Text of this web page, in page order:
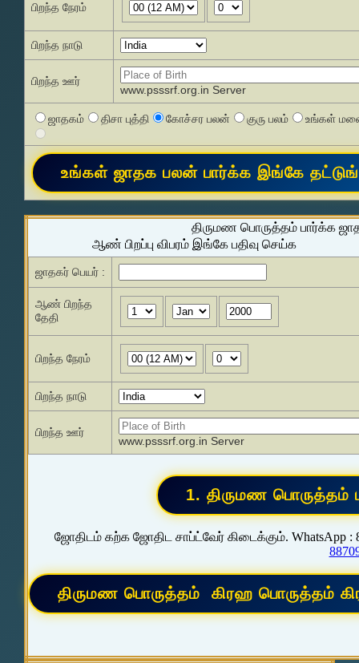
பிறந்த நேரம்
பிறந்த நாடு
பிறந்த ஊர்
www.psssrf.org.in Server
ஜாதகம் திசா புத்தி கோச்சர பலன் குரு பலம் உங்கள்
திருமண பொருத்தம் பார்க்க
ஆண் பிறப்பு விபரம் இங்கே பதிவு செய்க
ஜாதகர் பெயர் :
ஆண் பிறந்த
தேதி
பிறந்த நேரம்
பிறந்த நாடு
பிறந்த ஊர்
www.psssrf.org.in Server
ஜோதிடம் கற்க ஜோதிட சாப்ட்வேர் கிடைக்கும். WhatsApp :